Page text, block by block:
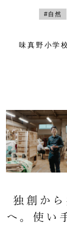
#自然
味真野小学
独創から
へ。使い